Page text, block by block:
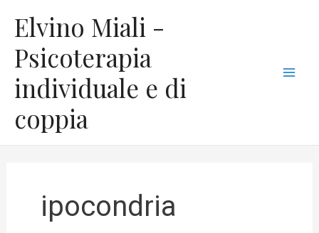
contenuto
Elvino Miali -
Psicoterapia
individuale e di
coppia
ipocondria
a
t
e
g
o
r